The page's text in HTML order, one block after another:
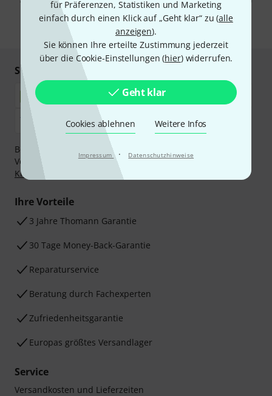
für Präferenzen, Statistiken und Marketing
einfach durch einen Klick auf „Geht klar“ zu (alle
anzeigen).
Sie können Ihre erteilte Zustimmung jederzeit
über die Cookie-Einstellungen (hier) widerrufen.
Geht klar
Cookies ablehnen Weitere Infos
Impressum · Datenschutzhinweise
unserenDatenschutzhinweisen.
* Pflichtfeld
Sicher einkaufen & bezahlen
Bezahlen Sie vertraulich und sicher per Nachnahme,
Vorkasse, PayPal, Amazon Pay,Klarna Sofort bezahlen
Klarna Ratenzahlung
oder Kreditkarte.
Ihre Vorteile
3 Jahre Thomann Garantie
30 Tage Money-Back-Garantie
Reparaturservice
Beratung durch Fachexperten
Zufriedenheitsgarantie
Europas größtes Versandlager
Service
Versandkosten und Lieferzeiten